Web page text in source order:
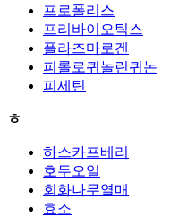
프로폴리스
프리바이오틱스
플라즈마로겐
피롤로퀴놀린퀴논
피세틴
ㅎ
하스카프베리
호두오일
회화나무열매
효소